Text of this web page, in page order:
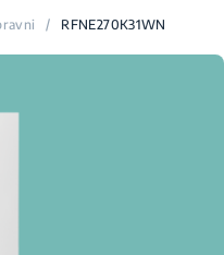
/ RFNE270K31WN